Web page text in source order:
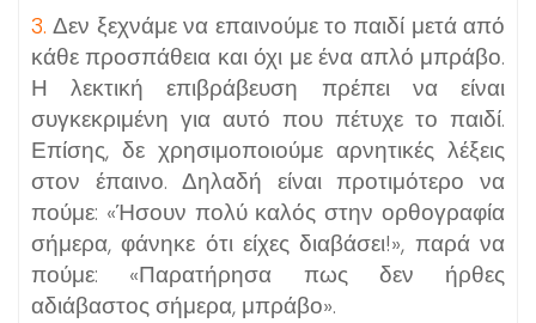
3. Δεν ξεχνάμε να επαινούμε το παιδί μετά από
κάθε προσπάθεια και όχι με ένα απλό μπράβο.
Η λεκτική επιβράβευση πρέπει να είναι
συγκεκριμένη για αυτό που πέτυχε το παιδί.
Επίσης, δε χρησιμοποιούμε αρνητικές λέξεις
στον έπαινο. Δηλαδή είναι προτιμότερο να
πούμε: «Ήσουν πολύ καλός στην ορθογραφία
σήμερα, φάνηκε ότι είχες διαβάσει!», παρά να
πούμε: «Παρατήρησα πως δεν ήρθες
αδιάβαστος σήμερα, μπράβο».